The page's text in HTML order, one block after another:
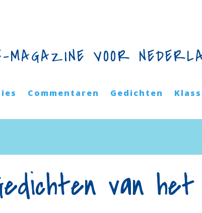
VOOR
Commentaren Gedichten
van het